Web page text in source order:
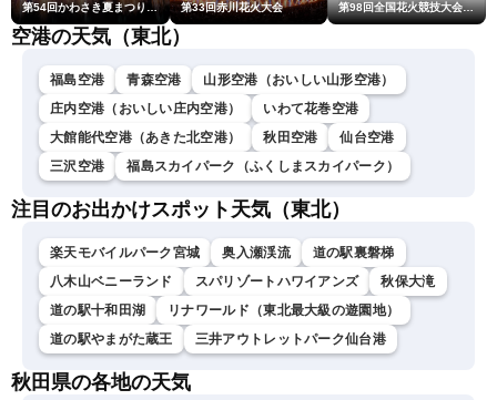
第54回かわさき夏まつり花火大会「おらが自慢のでっかい花火」 第33回赤川花火大会 第98回全国花火競技大会「大曲の花火」
空港の天気（東北）
福島空港 青森空港
山形空港（おいしい山形空港）
庄内空港（おいしい庄内空港）
いわて花巻空港
大館能代空港（あきた北空港）
秋田空港
仙台空港
三沢空港
福島スカイパーク（ふくしまスカイパーク）
注目のお出かけスポット天気（東北）
楽天モバイルパーク宮城 奥入瀬渓流
道の駅裏磐梯
八木山ベニーランド
スパリゾートハワイアンズ
秋保大滝
道の駅十和田湖
リナワールド（東北最大級の遊園地）
道の駅やまがた蔵王
三井アウトレットパーク仙台港
秋田県の各地の天気